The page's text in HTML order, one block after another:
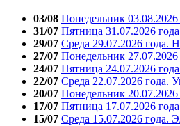
03/08 Понедельник 03.08.2026
31/07 Пятница 31.07.2026
29/07 Среда 29.07.2026 года.
27/07 Понедельник 27.07.2026
24/07 Пятница 24.07.2026
22/07 Среда 22.07.2026 года.
20/07 Понедельник
17/07 Пятница 17.07.2026
15/07 Среда 15.07.2026 года.